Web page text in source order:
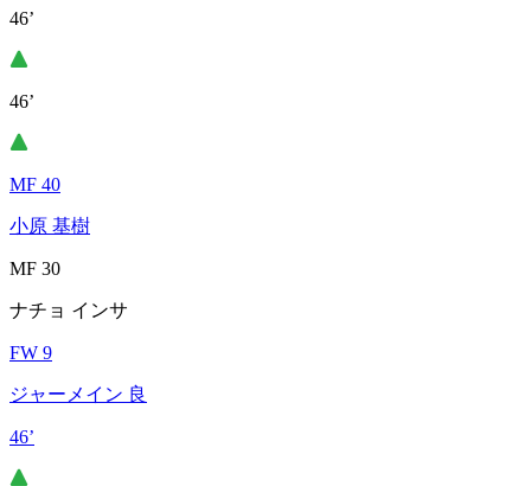
46’
46’
MF 40
小原 基樹
MF 30
ナチョ インサ
FW 9
ジャーメイン 良
46’